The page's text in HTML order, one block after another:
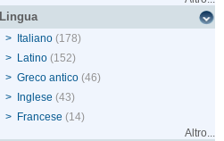
Lingua
> Italiano (178)
> Latino (152)
> Greco antico (46)
>
Inglese (43)
> Francese (14)
Altro...